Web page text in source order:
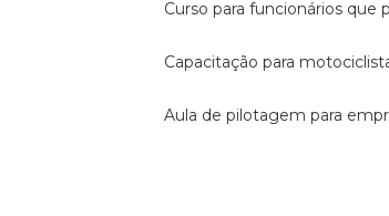
curso para funcionários
capacitação para
aula de pilotagem para